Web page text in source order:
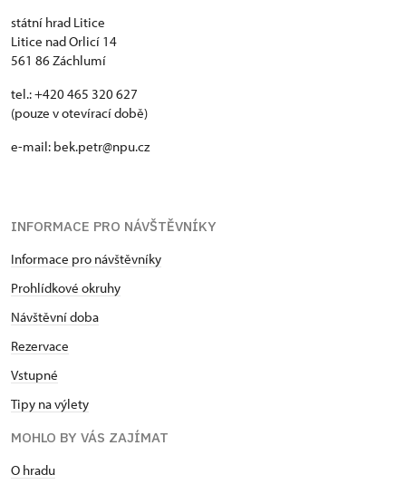
státní hrad Litice
Litice nad Orlicí 14
561 86 Záchlumí
tel.: +420 465 320 627
(pouze v otevírací době)
e-mail: bek.petr@npu.cz
INFORMACE PRO NÁVŠTĚVNÍKY
Informace pro návštěvníky
Prohlídkové okruhy
Návštěvní doba
Rezervace
Vstupné
Tipy na výlety
MOHLO BY VÁS ZAJÍMAT
O hradu